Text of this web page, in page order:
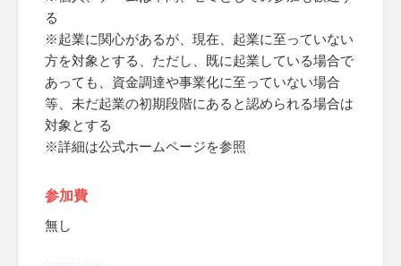
る
※起業に関心があるが、現在、起業に至っていない
方を対象とする、ただし、既に起業している場合で
あっても、資金調達や事業化に至っていない場合
等、未だ起業の初期段階にあると認められる場合は
対象とする
※詳細は公式ホームページを参照
参加費
無し